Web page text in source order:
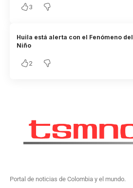
3
Huila está alerta con el Fenómeno del
Niño
2
Portal de noticias de Colombia y el mundo.